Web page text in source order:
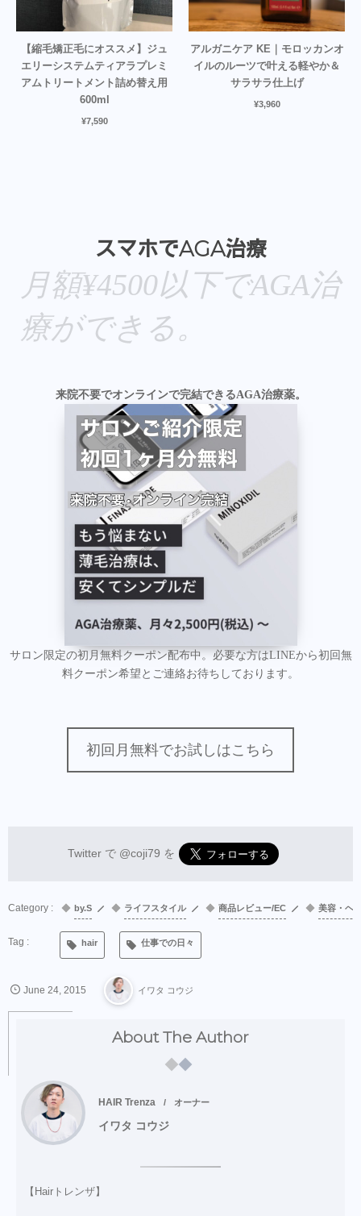
【縮毛矯正毛にオススメ】ジュ
エリーシステムティアラプレミ
アムトリートメント詰め替え用
600ml
¥7,590
アルガニケア KE｜モロッカンオ
イルのルーツで叶える軽やか＆
サラサラ仕上げ
¥3,960
スマホでAGA治療
月額¥4500以下でAGA治
療ができる。
来院不要でオンラインで完結できるAGA治療薬。
サロン限定の初月無料クーポン配布中。必要な方はLINEから初回無
料クーポン希望とご連絡お待ちしております。
初回月無料でお試しはこちら
Twitter で @coji79 を
by.S ライフスタイル 商品レビュー/EC 美容・ヘ
hair 仕事での日々
June 24 2015 イワタ コウジ
About The Author
HAIR Trenza オーナー
イワタ コウジ
【Hairトレンザ】